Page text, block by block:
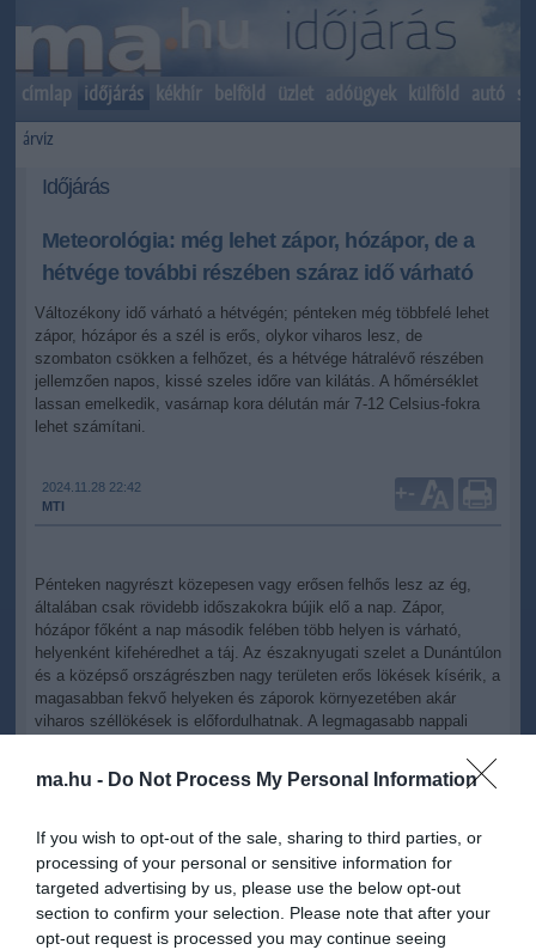
ma.hu - Do Not Process My Personal Information
If you wish to opt-out of the sale, sharing to third parties, or
processing of your personal or sensitive information for
targeted advertising by us, please use the below opt-out
section to confirm your selection. Please note that after your
opt-out request is processed you may continue seeing
címlap időjárás kékhír belföld üzlet adóügyek külföld autó
árvíz
Időjárás
Meteorológia: még lehet zápor, hózápor, de a
hétvége további részében száraz idő várható
Változékony idő várható a hétvégén; pénteken még többfelé lehet
zápor, hózápor és a szél is erős, olykor viharos lesz, de
szombaton csökken a felhőzet, és a hétvége hátralévő részében
jellemzően napos, kissé szeles időre van kilátás. A hőmérséklet
lassan emelkedik, vasárnap kora délután már 7-12 Celsius-fokra
lehet számítani.
2024.11.28 22:42
MTI
+-
Pénteken nagyrészt közepesen vagy erősen felhős lesz az ég,
általában csak rövidebb időszakokra bújik elő a nap. Zápor,
hózápor főként a nap második felében több helyen is várható,
helyenként kifehéredhet a táj. Az északnyugati szelet a Dunántúlon
és a középső országrészben nagy területen erős lökések kísérik, a
magasabban fekvő helyeken és záporok környezetében akár
viharos széllökések is előfordulhatnak. A legmagasabb nappali
szeles északkeleti tájakon akár több fokkal hidegebb lehet az idő.
nagyrészt gyengén vagy közepesen felhős idő valószínű többórás
napsütéssel, legfeljebb egy-egy zápor, hózápor alakul ki. Többfelé
megélénkül, néhol megerősödhet az északi, északkeleti szél.
Hajnalban mínusz 4 és plusz 3, kora délután 4-9 fokra lehet
számítani.